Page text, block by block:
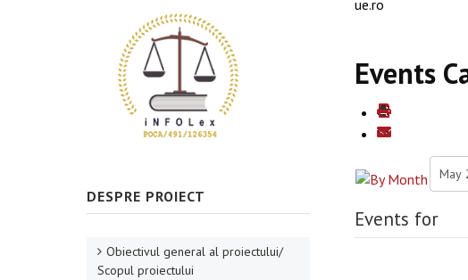
ue.ro
Events
Events for
DESPRE PROIECT
Obiectivul general al proiectului/
Scopul proiectului